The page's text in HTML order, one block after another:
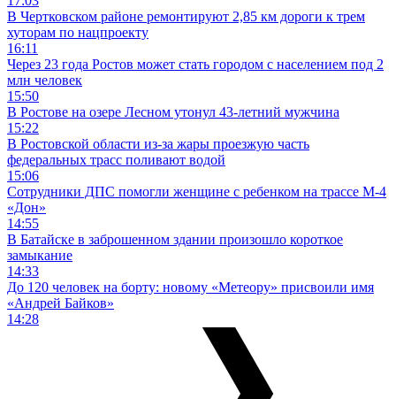
В Чертковском районе ремонтируют 2,85 км дороги к трем
хуторам по нацпроекту
16:11
Через 23 года Ростов может стать городом с населением под 2
млн человек
15:50
В Ростове на озере Лесном утонул 43-летний мужчина
15:22
В Ростовской области из-за жары проезжую часть
федеральных трасс поливают водой
15:06
Сотрудники ДПС помогли женщине с ребенком на трассе М-4
«Дон»
14:55
В Батайске в заброшенном здании произошло короткое
замыкание
14:33
До 120 человек на борту: новому «Метеору» присвоили имя
«Андрей Байков»
14:28